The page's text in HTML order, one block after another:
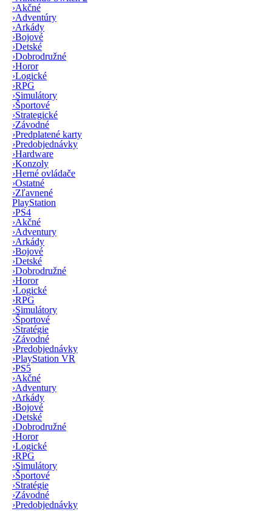
›Akčné
›Adventúry
›Arkády
›Bojové
›Detské
›Dobrodružné
›Horor
›Logické
›RPG
›Simulátory
›Športové
›Strategické
›Závodné
›Predplatené karty
›Predobjednávky
›Hardware
›Konzoly
›Herné ovládače
›Ostatné
›Zľavnené
PlayStation
›PS4
›Akčné
›Adventury
›Arkády
›Bojové
›Detské
›Dobrodružné
›Horor
›Logické
›RPG
›Simulátory
›Športové
›Stratégie
›Závodné
›Predobjednávky
›PlayStation VR
›PS5
›Akčné
›Adventury
›Arkády
›Bojové
›Detské
›Dobrodružné
›Horor
›Logické
›RPG
›Simulátory
›Športové
›Stratégie
›Závodné
›Predobjednávky